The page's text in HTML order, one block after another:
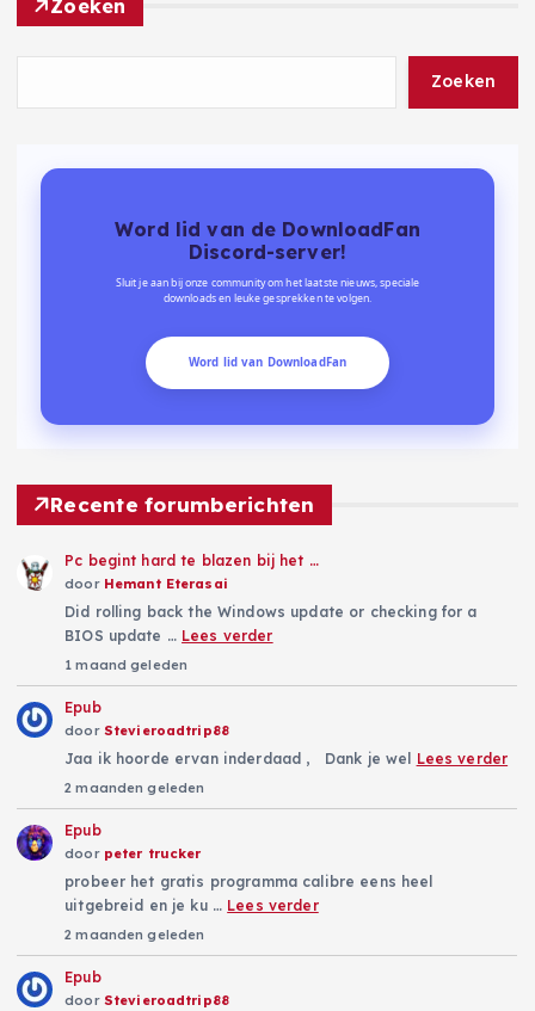
Zoeken
Zoeken
Word lid van de DownloadFan
Discord-server!
Sluit je aan bij onze community om het laatste nieuws, speciale
downloads en leuke gesprekken te volgen.
Word lid van DownloadFan
Recente forumberichten
Pc begint hard te blazen bij het …
door Hemant Eterasai
Did rolling back the Windows update or checking for a
BIOS update … Lees verder
1 maand geleden
Epub
door Stevieroadtrip88
Jaa ik hoorde ervan inderdaad , Dank je wel Lees verder
2 maanden geleden
Epub
door peter trucker
probeer het gratis programma calibre eens heel
uitgebreid en je ku … Lees verder
2 maanden geleden
Epub
door Stevieroadtrip88